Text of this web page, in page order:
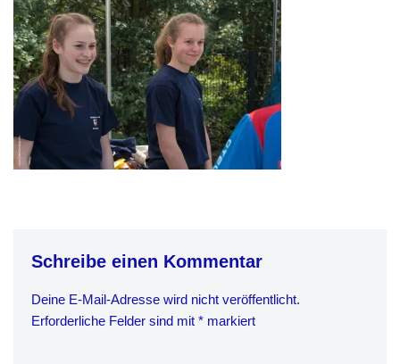
Schreibe einen Kommentar
Deine E-Mail-Adresse wird nicht veröffentlicht.
Erforderliche Felder sind mit * markiert